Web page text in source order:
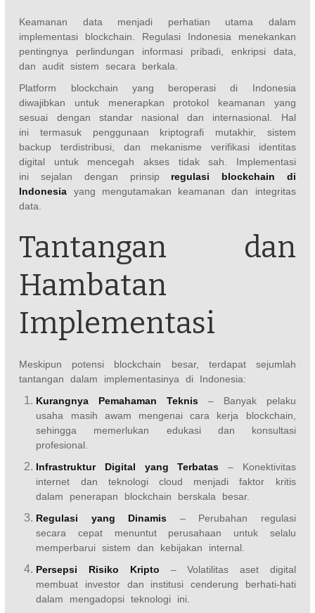
Keamanan data menjadi perhatian utama dalam
implementasi blockchain. Regulasi Indonesia menekankan
pentingnya perlindungan informasi pribadi, enkripsi data,
dan audit sistem secara berkala.
Platform blockchain yang beroperasi di Indonesia
diwajibkan untuk menerapkan protokol keamanan yang
sesuai dengan standar nasional dan internasional. Hal
ini termasuk penggunaan kriptografi mutakhir, sistem
backup terdistribusi, dan mekanisme verifikasi identitas
digital untuk mencegah akses tidak sah. Implementasi
ini sejalan dengan prinsip regulasi blockchain di
Indonesia yang mengutamakan keamanan dan integritas
data.
Tantangan dan
Hambatan
Implementasi
Meskipun potensi blockchain besar, terdapat sejumlah
tantangan dalam implementasinya di Indonesia:
Kurangnya Pemahaman Teknis – Banyak pelaku
usaha masih awam mengenai cara kerja blockchain,
sehingga memerlukan edukasi dan konsultasi
profesional.
Infrastruktur Digital yang Terbatas – Konektivitas
internet dan teknologi cloud menjadi faktor kritis
dalam penerapan blockchain berskala besar.
Regulasi yang Dinamis – Perubahan regulasi
secara cepat menuntut perusahaan untuk selalu
memperbarui sistem dan kebijakan internal.
Persepsi Risiko Kripto – Volatilitas aset digital
membuat investor dan institusi cenderung berhati-hati
dalam mengadopsi teknologi ini.